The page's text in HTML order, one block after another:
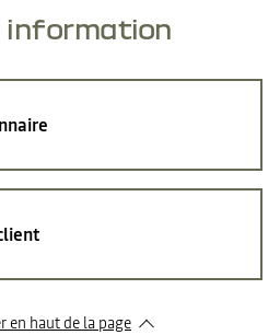
information
en haut de la page